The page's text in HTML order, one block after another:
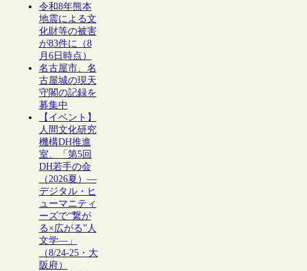
令和8年熊本
地震による文
化財等の被害
が83件に（8
月6日時点）
名古屋市、名
古屋城の現天
守閣の記録を
募集中
【イベント】
人間文化研究
機構DH推進
室、「第5回
DH若手の会
（2026夏）―
デジタル・ヒ
ューマニティ
ーズで“繋が
る×広がる”人
文学―」
（8/24-25・大
阪府）